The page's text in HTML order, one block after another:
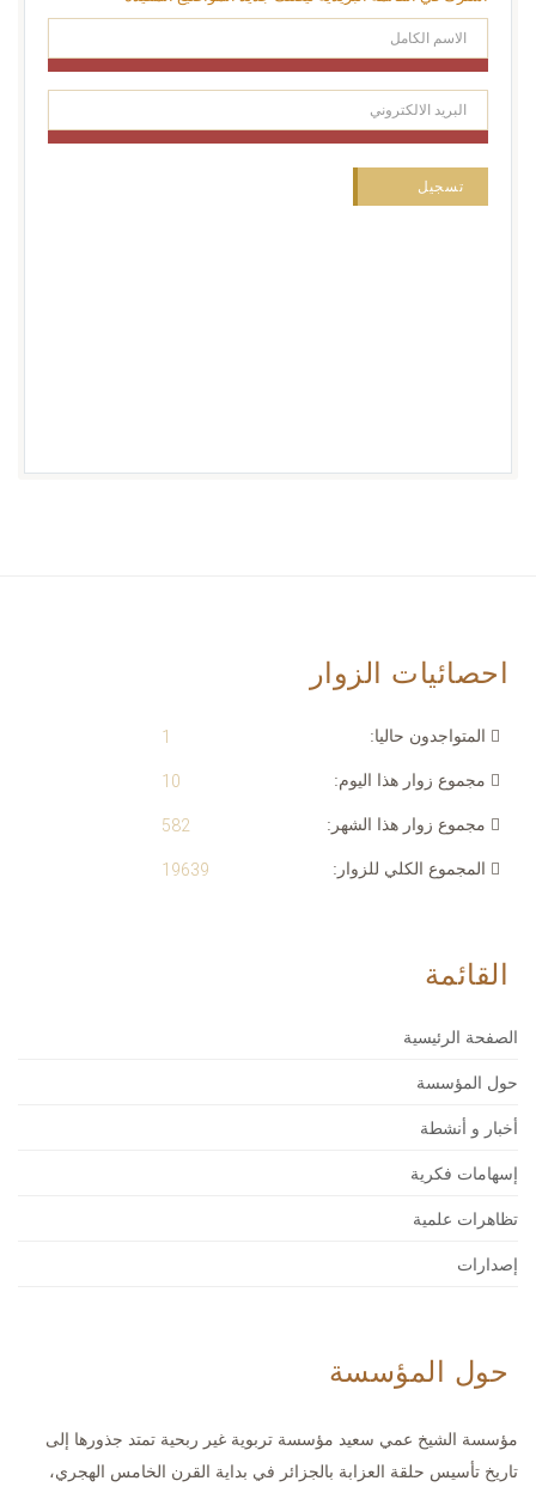
احصائيات الزوار
المتواجدون حاليا: 1
مجموع زوار هذا اليوم: 10
مجموع زوار هذا الشهر: 582
المجموع الكلي للزوار: 19639
القائمة
الصفحة الرئيسية
حول المؤسسة
أخبار و أنشطة
إسهامات فكرية
تظاهرات علمية
إصدارات
حول المؤسسة
مؤسسة الشيخ عمي سعيد مؤسسة تربوية غير ربحية تمتد جذورها إلى
تاريخ تأسيس حلقة العزابة بالجزائر في بداية القرن الخامس الهجري،